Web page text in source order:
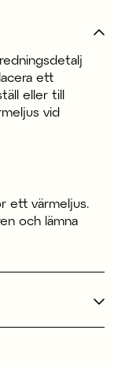
ett
eller till
vid
ett värmeljus.
och lämna